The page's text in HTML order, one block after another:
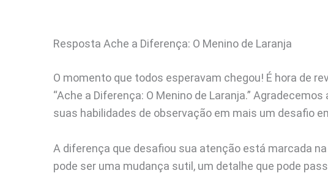
Resposta Ache a Diferença: O Menino de Laranja
O momento que todos esperavam chegou! É hora de
“Ache a Diferença: O Menino de Laranja.”
suas habilidades de observação em mais um desafio
A diferença que desafiou sua atenção está marcada
pode ser uma mudança sutil, um detalhe que pode